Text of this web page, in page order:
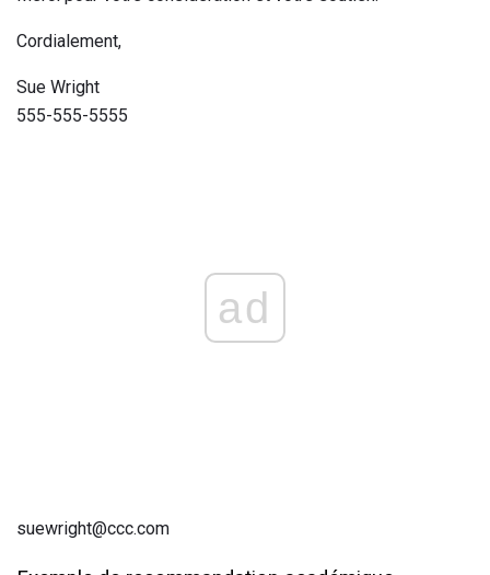
Cordialement,
Sue Wright
555-555-5555
ad
suewright@ccc.com